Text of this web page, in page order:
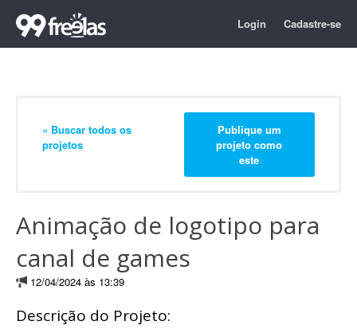
Login Cadastre-se
« Buscar todos os
projetos
Publique um
projeto como
este
Animação de logotipo para
canal de games
12/04/2024 às 13:39
Descrição do Projeto: